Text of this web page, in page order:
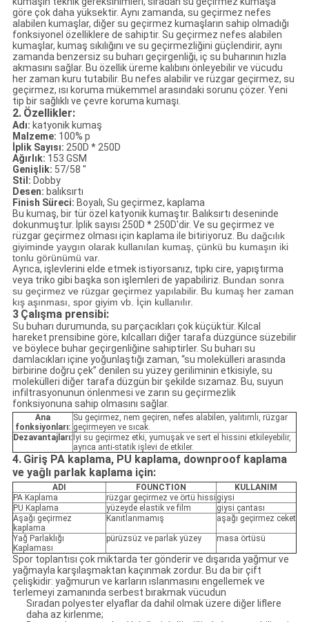
göre çok daha yüksektir. Aynı zamanda, su geçirmez nefes
alabilen kumaşlar, diğer su geçirmez kumaşların sahip olmadığı
fonksiyonel özelliklere de sahiptir. Su geçirmez nefes alabilen
kumaşlar, kumaş sıkılığını ve su geçirmezliğini güçlendirir, aynı
zamanda benzersiz su buharı geçirgenliği, iç su buharının hızla
akmasını sağlar. Bu özellik üreme kalıbını önleyebilir ve vücudu
her zaman kuru tutabilir. Bu nefes alabilir ve rüzgar geçirmez, su
geçirmez, ısı koruma mükemmel arasındaki sorunu çözer. Yeni
tip bir sağlıklı ve çevre koruma kumaşı.
2. Özellikler:
Adı: katyonik kumaş
Malzeme: 100% p
İplik Sayısı: 250D * 250D
Ağırlık: 153 GSM
Genişlik: 57/58 ''
Stil: Dobby
Desen: balıksırtı
Finish Süreci: Boyalı, Su geçirmez, kaplama
Bu kumaş, bir tür özel katyonik kumaştır. Balıksırtı deseninde
dokunmuştur. İplik sayısı 250D * 250D'dir. Ve su geçirmez ve
rüzgar geçirmez olması için kaplama ile bitiriyoruz. Bu dağcılık
giyiminde yaygın olarak kullanılan kumaş, çünkü bu kumaşın iki
tonlu görünümü var.
Ayrıca, işlevlerini elde etmek istiyorsanız, tıpkı cire, yapıştırma
veya triko gibi başka son işlemleri de yapabiliriz. Bundan sonra
su geçirmez ve rüzgar geçirmez yapılabilir. Bu kumaş her zaman
kış aşınması, spor giyim vb. İçin kullanılır.
3 Çalışma prensibi:
Su buharı durumunda, su parçacıkları çok küçüktür. Kılcal
hareket prensibine göre, kılcalları diğer tarafa düzgünce süzebilir
ve böylece buhar geçirgenliğine sahiptirler. Su buharı su
damlacıkları içine yoğunlaştığı zaman, “su molekülleri arasında
birbirine doğru çek” denilen su yüzey geriliminin etkisiyle, su
molekülleri diğer tarafa düzgün bir şekilde sızamaz. Bu, suyun
infiltrasyonunun önlenmesi ve zarın su geçirmezlik
fonksiyonuna sahip olmasını sağlar.
Ana
fonksiyonları:
Su geçirmez, nem geçiren, nefes alabilen, yalıtımlı, rüzgar
geçirmeyen ve sıcak.
Dezavantajları: İyi su geçirmez etki, yumuşak ve sert el hissini etkileyebilir,
ayrıca anti-statik işlevi de etkiler.
4. Giriş PA kaplama, PU kaplama, downproof kaplama
ve yağlı parlak kaplama için:
ADI FOUNCTION
KULLANIM
PA Kaplama
rüzgar geçirmez ve örtü hissi giysi
PU Kaplama
yüzeyde elastik ve film
giysi çantası
Aşağı geçirmez
kaplama
Kanıtlanmamış aşağı geçirmez ceket
Yağ Parlaklığı
Kaplaması
pürüzsüz ve parlak yüzey masa örtüsü
Spor toplantısı çok miktarda ter gönderir ve dışarıda yağmur ve
yağmayla karşılaşmaktan kaçınmak zordur. Bu da bir çift
çelişkidir: yağmurun ve karların ıslanmasını engellemek ve
terlemeyi zamanında serbest bırakmak vücudun
Sıradan polyester elyaflar da dahil olmak üzere diğer liflere
daha az kirlenme;